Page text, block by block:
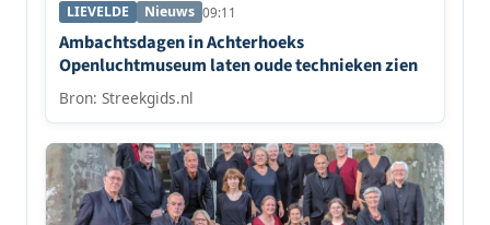
LIEVELDE Nieuws 09:11
Ambachtsdagen in Achterhoeks
Openluchtmuseum laten oude technieken zien
Bron: Streekgids.nl